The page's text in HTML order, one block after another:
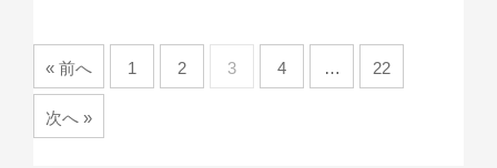
« 前へ 1 2 3 4 … 22
次へ »